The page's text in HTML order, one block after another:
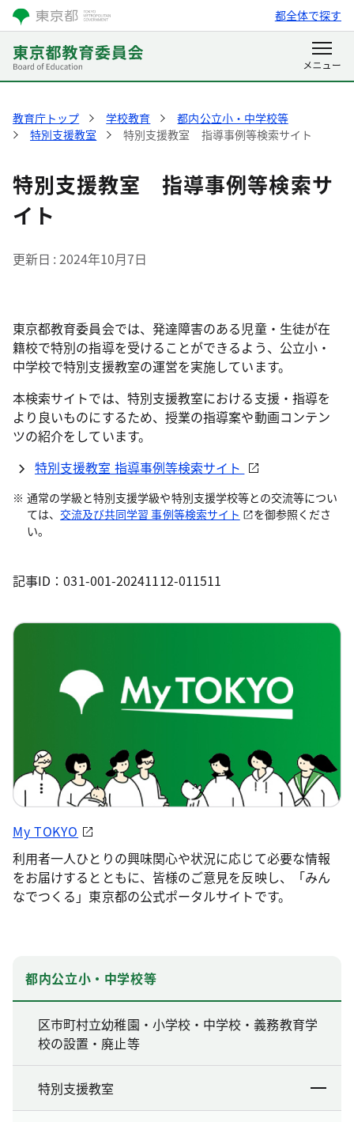
都全体で探す
教育庁トップ 学校教育
都内公立小・中学校等
特別支援教室
特別支援教室 指導事例等検索サイト
特別支援教室 指導事例等検索サ
イト
更新日 2024年10月7日
東京都教育委員会では、発達障害のある児童・生徒が在
籍校で特別の指導を受けることができるよう、公立小・
中学校で特別支援教室の運営を実施しています。
本検索サイトでは、特別支援教室における支援・指導を
より良いものにするため、授業の指導案や動画コンテン
ツの紹介をしています。
特別支援教室 指導事例等検索サイト
通常の学級と特別支援学級や特別支援学校等との交流等につい
ては、 交流及び共同学習 事例等検索サイト
を御参照くださ
い。
記事ID：031-001-20241112-011511
My TOKYO
利用者一人ひとりの興味関心や状況に応じて必要な情報
をお届けするとともに、皆様のご意見を反映し、「みん
なでつくる」東京都の公式ポータルサイトです。
都内公立小・中学校等
区市町村立幼稚園・小学校・中学校・義務教育学
校の設置・廃止等
特別支援教室